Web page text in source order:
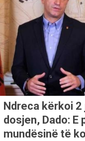
Ndreca kërkoi
dosjen, Dado: E
mundësinë të